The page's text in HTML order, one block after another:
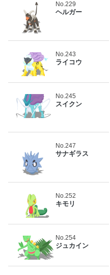
No.229
ヘルガー
No.243
ライコウ
No.245
スイクン
No.247
サナギラス
No.252
キモリ
No.254
ジュカイン